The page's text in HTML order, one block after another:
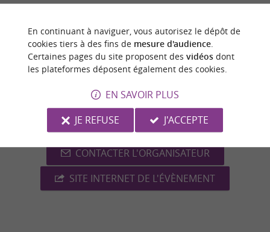
Venez vous plonger dans des récits d’aventures
scientifiques ébouriffants, de tribulations
végétales extraordinaires et d’autres anecdotes
+33 5 32 10 89 07
CONTACTER L'ORGANISATEUR
SITE INTERNET DE L'ÉVÈNEMENT
En continuant à naviguer, vous autorisez le dépôt de
cookies tiers à des fins de mesure d'audience.
Certaines pages du site proposent des vidéosdont
les plateformes déposent également des cookies.
EN SAVOIR PLUS
JE REFUSE
J'ACCEPTE